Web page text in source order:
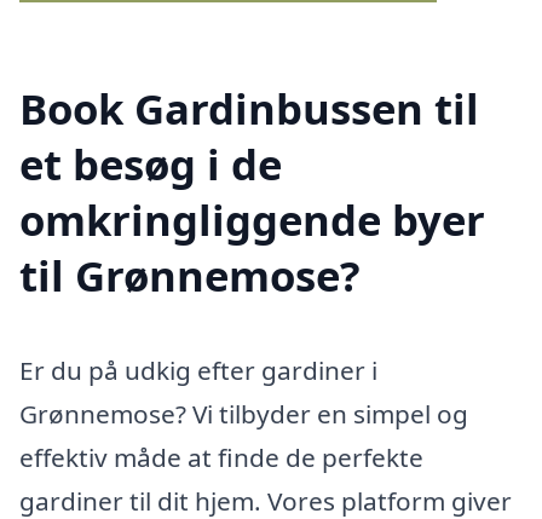
Book Gardinbussen til
et besøg i de
omkringliggende byer
til Grønnemose?
Er du på udkig efter gardiner i
Grønnemose? Vi tilbyder en simpel og
effektiv måde at finde de perfekte
gardiner til dit hjem. Vores platform giver